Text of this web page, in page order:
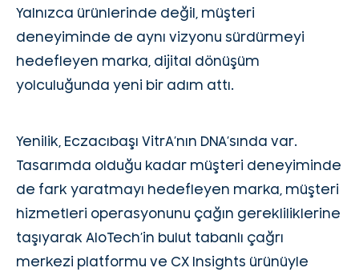
Yalnızca ürünlerinde değil, müşteri
deneyiminde de aynı vizyonu sürdürmeyi
hedefleyen marka, dijital dönüşüm
yolculuğunda yeni bir adım attı.
Yenilik, Eczacıbaşı VitrA’nın DNA’sında var.
Tasarımda olduğu kadar müşteri deneyiminde
de fark yaratmayı hedefleyen marka, müşteri
hizmetleri operasyonunu çağın gerekliliklerine
taşıyarak AloTech’in bulut tabanlı çağrı
merkezi platformu ve CX Insights ürünüyle